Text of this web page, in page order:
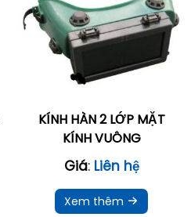
KÍNH HÀN 2 LỚP MẶT
KÍNH VUÔNG
Giá: Liên hệ
Xem thêm